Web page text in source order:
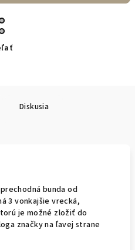
Diskusia
bunda od
3 vonkajšie vrecká,
je možné zložiť do
značky na ľavej strane